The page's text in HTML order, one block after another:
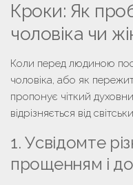
Кроки: Як
чоловіка чи
Коли перед людиною
чоловіка, або як
пропонує чіткий
відрізняється від
1. Усвідомте
прощенням і